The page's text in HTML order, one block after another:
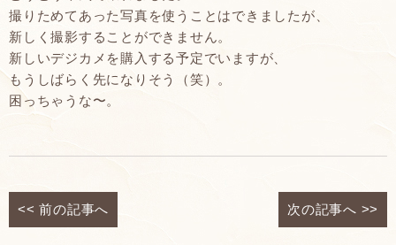
撮りためてあった写真を使うことはできましたが、
新しく撮影することができません。
新しいデジカメを購入する予定でいますが、
もうしばらく先になりそう（笑）。
困っちゃうな〜。
<<前の記事へ 次の記事へ >>